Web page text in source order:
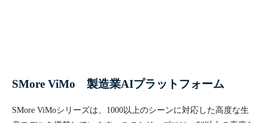
SMore ViMo 製造業AIプラットフォーム
SMore ViMoシリーズは、1000以上のシーンに対応した高度な生